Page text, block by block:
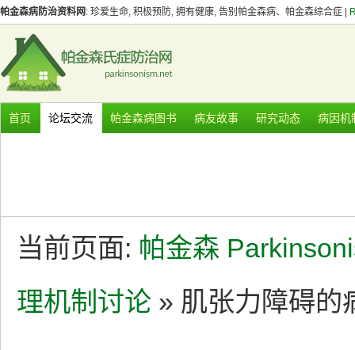
帕金森病防治资料网 : 珍爱生命, 积极预防, 拥有健康, 告别帕金森病、帕金森综合症 |
首页 论坛交流 帕金森病图书 病友故事 研究动态 病因机
当前页面: 帕金森
理机制讨论 » 肌张力障碍的